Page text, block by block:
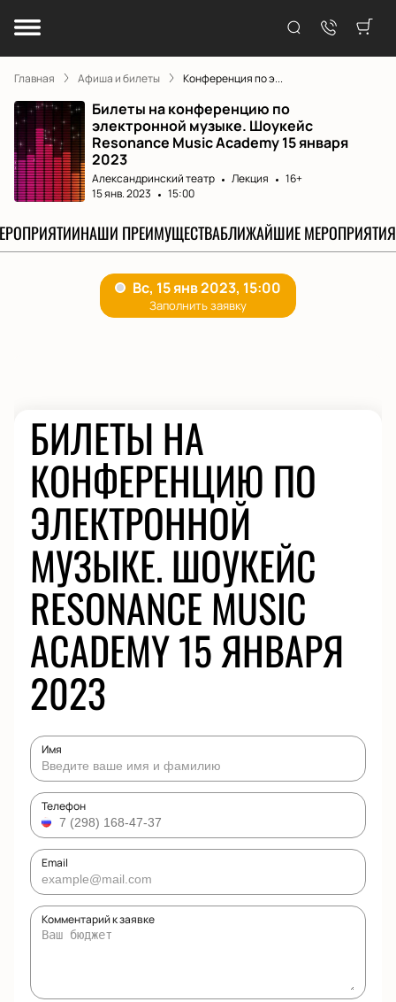
Главная Афиша и билеты Конференция по э...
Билеты на конференцию по
электронной музыке. Шоукейс
Resonance Music Academy 15 января
2023
Александринский театр Лекция
16+
15 янв. 2023
15:00
НАШИ ПРЕИМУЩЕСТВАБЛИЖАЙШИЕ МЕРОПРИЯТИЯ
БИЛЕТЫ НА
КОНФЕРЕНЦИЮ ПО
ЭЛЕКТРОННОЙ
МУЗЫКЕ. ШОУКЕЙС
RESONANCE MUSIC
ACADEMY 15 ЯНВАРЯ
2023
Имя
Телефон
Email
Комментарий к заявке